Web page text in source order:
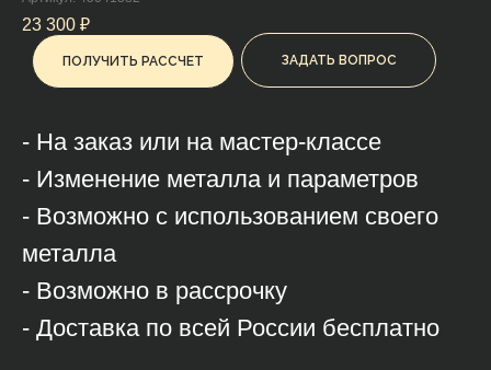
ПОЛУЧИТЬ РАССЧЕТ ЗАДАТЬ ВОПРОС
23 300 ₽
- На заказ или на мастер-классе
- Изменение металла и параметров
- Возможно с использованием своего
металла
- Возможно в рассрочку
- Доставка по всей России бесплатно